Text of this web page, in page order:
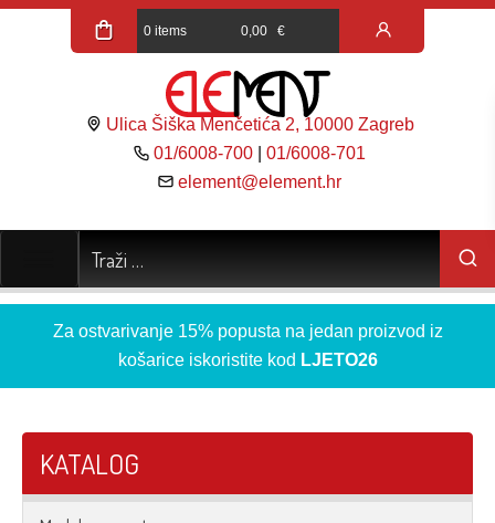
0 items 0,00 €
Ulica Šiška Menčetića 2, 10000 Zagreb
01/6008-700 |01/6008-701
element@element.hr
Za ostvarivanje 15% popusta na jedan proizvod iz
košarice iskoristite kod LJETO26
KATALOG